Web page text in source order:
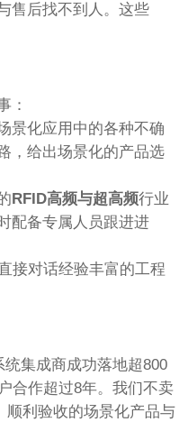
售后找不到人。这些
：
景化应用中的各种不确
，给出场景化的产品选
RFID高频与超高频行业
配备专属人员跟进进
接对话经验丰富的工程
集成商成功落地超800
合作超过8年。我们不卖
顺利验收的场景化产品与